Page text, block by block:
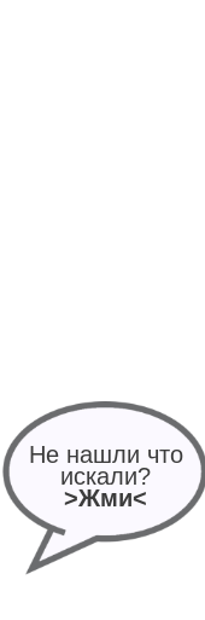
Не нашли что
искали?
>Жми<